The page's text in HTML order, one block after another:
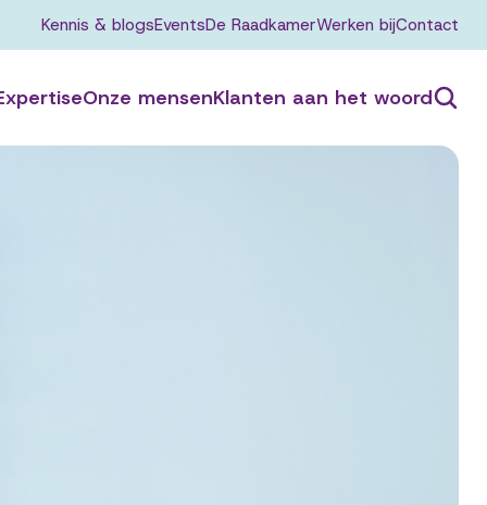
Kennis & blogsEventsDe RaadkamerWerken bijContact
Onze mensenKlanten aan het woord